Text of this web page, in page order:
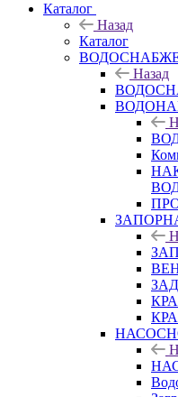
Каталог
Назад
Каталог
Назад